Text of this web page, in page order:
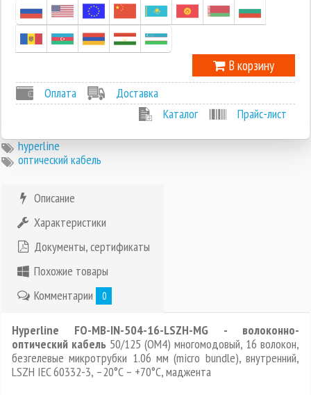
-1
В корзину
Оплата
Доставка
Каталог
Прайс-лист
hyperline
оптический кабель
Описание
Характеристики
Документы, сертификаты
Похожие товары
Комментарии
0
Hyperline FO-MB-IN-504-16-LSZH-MG - волоконно-
оптический кабель 50/125 (OM4) многомодовый, 16 волокон,
безгелевые микротрубки 1.06 мм (micro bundle), внутренний,
LSZH IEC 60332-3, –20°C – +70°C, маджента